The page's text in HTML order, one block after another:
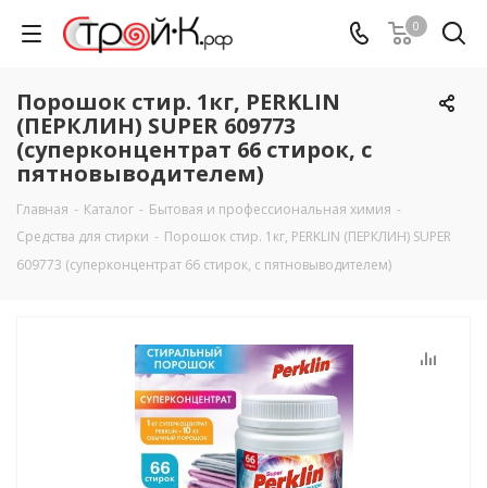
0
Порошок стир. 1кг, PERKLIN
(ПЕРКЛИН) SUPER 609773
(суперконцентрат 66 стирок, с
пятновыводителем)
Главная - Каталог - Бытовая и профессиональная химия -
Средства для стирки - Порошок стир. 1кг, PERKLIN (ПЕРКЛИН) SUPER
609773 (суперконцентрат 66 стирок, с пятновыводителем)